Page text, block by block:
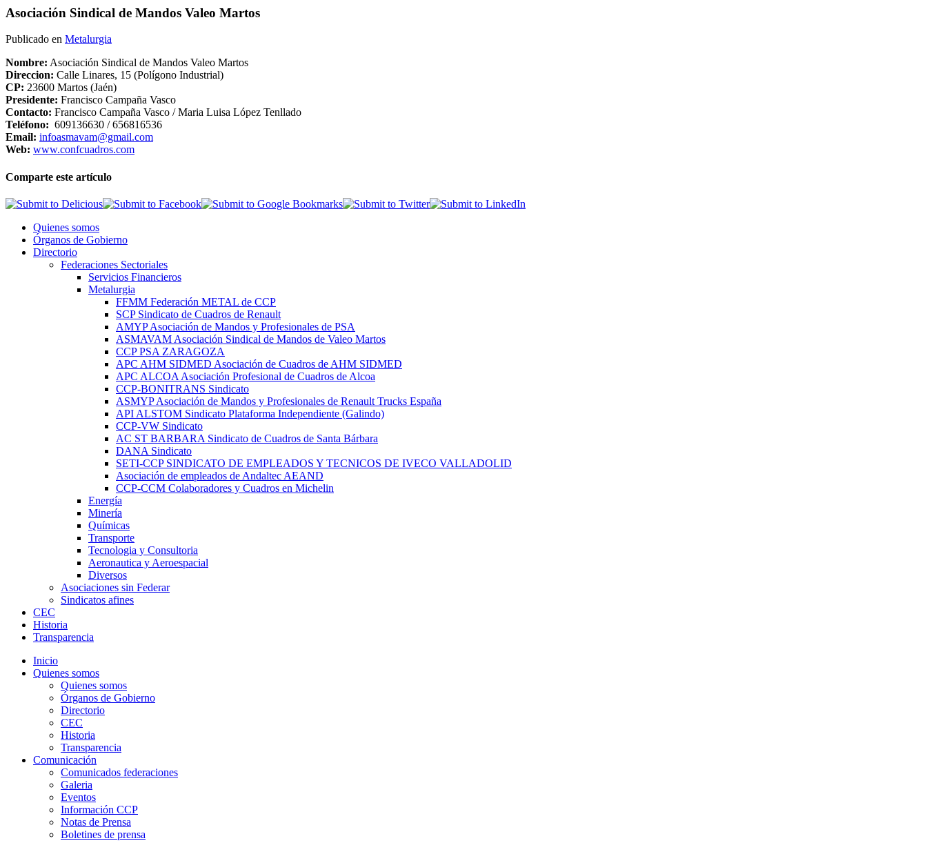
Asociación Sindical de Mandos Valeo Martos
Publicado en Metalurgia
Nombre: Asociación Sindical de Mandos Valeo Martos
Direccion: Calle Linares, 15 (Polígono Industrial)
CP: 23600 Martos (Jaén)
Presidente: Francisco Campaña Vasco
Contacto: Francisco Campaña Vasco / Maria Luisa López Tenllado
Teléfono: 609136630 / 656816536
Email: infoasmavam@gmail.com
Web: www.confcuadros.com
Comparte este artículo
Quienes somos
Órganos de Gobierno
Directorio
Federaciones Sectoriales
Servicios Financieros
Metalurgia
FFMM Federación METAL de CCP
SCP Sindicato de Cuadros de Renault
AMYP Asociación de Mandos y Profesionales de PSA
ASMAVAM Asociación Sindical de Mandos de Valeo Martos
CCP PSA ZARAGOZA
APC AHM SIDMED Asociación de Cuadros de AHM SIDMED
APC ALCOA Asociación Profesional de Cuadros de Alcoa
CCP-BONITRANS Sindicato
ASMYP Asociación de Mandos y Profesionales de Renault Trucks España
API ALSTOM Sindicato Plataforma Independiente (Galindo)
CCP-VW Sindicato
AC ST BARBARA Sindicato de Cuadros de Santa Bárbara
DANA Sindicato
SETI-CCP SINDICATO DE EMPLEADOS Y TECNICOS DE IVECO VALLADOLID
Asociación de empleados de Andaltec AEAND
CCP-CCM Colaboradores y Cuadros en Michelin
Energía
Minería
Químicas
Transporte
Tecnologia y Consultoria
Aeronautica y Aeroespacial
Diversos
Asociaciones sin Federar
Sindicatos afines
CEC
Historia
Transparencia
Inicio
Quienes somos
Quienes somos
Órganos de Gobierno
Directorio
CEC
Historia
Transparencia
Comunicación
Comunicados federaciones
Galeria
Eventos
Información CCP
Notas de Prensa
Boletines de prensa